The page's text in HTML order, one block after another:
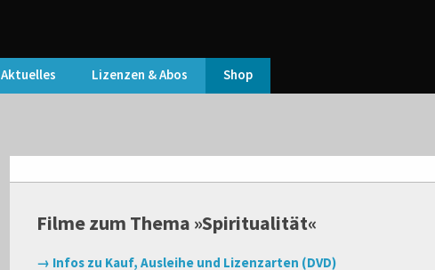
Aktuelles Lizenzen & Abos Shop
Filme zum Thema »Spiritualität«
→ Infos zu Kauf, Ausleihe und Lizenzarten (DVD)